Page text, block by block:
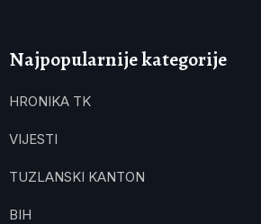
Najpopularnije kategorije
HRONIKA TK
VIJESTI
TUZLANSKI KANTON
BIH